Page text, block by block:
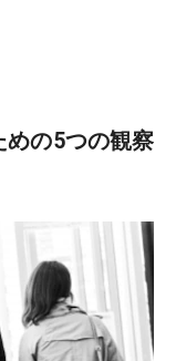
めの5つの観察